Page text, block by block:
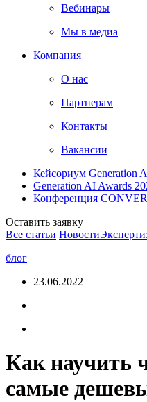
Вебинары
Мы в медиа
Компания
О нас
Партнерам
Контакты
Вакансии
Кейсориум Generation
Generation AI Awards
Конференция
Оставить заявку
Все статьи Новости
блог
23.06.2022
Как научить
самые